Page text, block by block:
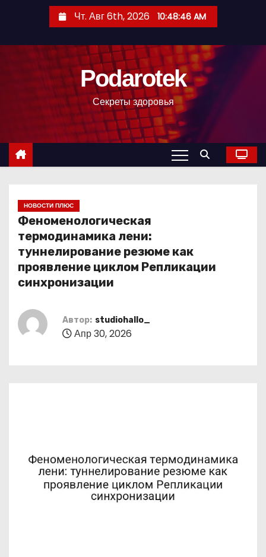
с
Чт. Авг 6th, 2026 10:48:47 AM
Podarotek
Секреты здоровья
НОВОСТИ ПЛЮС
Феноменологическая
термодинамика лени:
туннелирование резюме как
проявление циклом Репликации
синхронизации
Автор: studiohallo_
Апр 30, 2026